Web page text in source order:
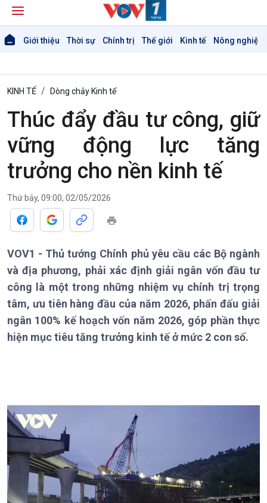
Giới thiệu Thời sự Chính trị Thế giới Kinh tế Nông nghiệp
Giới thiệu
Thời sự
Bản tin
Chuyên mục
Theo dòng Thời sự
Xây dựng đảng
Đảng trong cuộc sống
Nhận diện sự thật
Pháp luật và đời sống
KINH TẾ Dòng chảy Kinh tế
Thúc đẩy đầu tư công, giữ
vững động lực tăng
trưởng cho nền kinh tế
Thứ bảy, 09:00, 02/05/2026
VOV1 - Thủ tướng Chính phủ yêu cầu các Bộ ngành
và địa phương, phải xác định giải ngân vốn đầu tư
công là một trong những nhiệm vụ chính trị trọng
tâm, ưu tiên hàng đầu của năm 2026, phấn đấu giải
ngân 100% kế hoạch vốn năm 2026, góp phần thực
hiện mục tiêu tăng trưởng kinh tế ở mức 2 con số.